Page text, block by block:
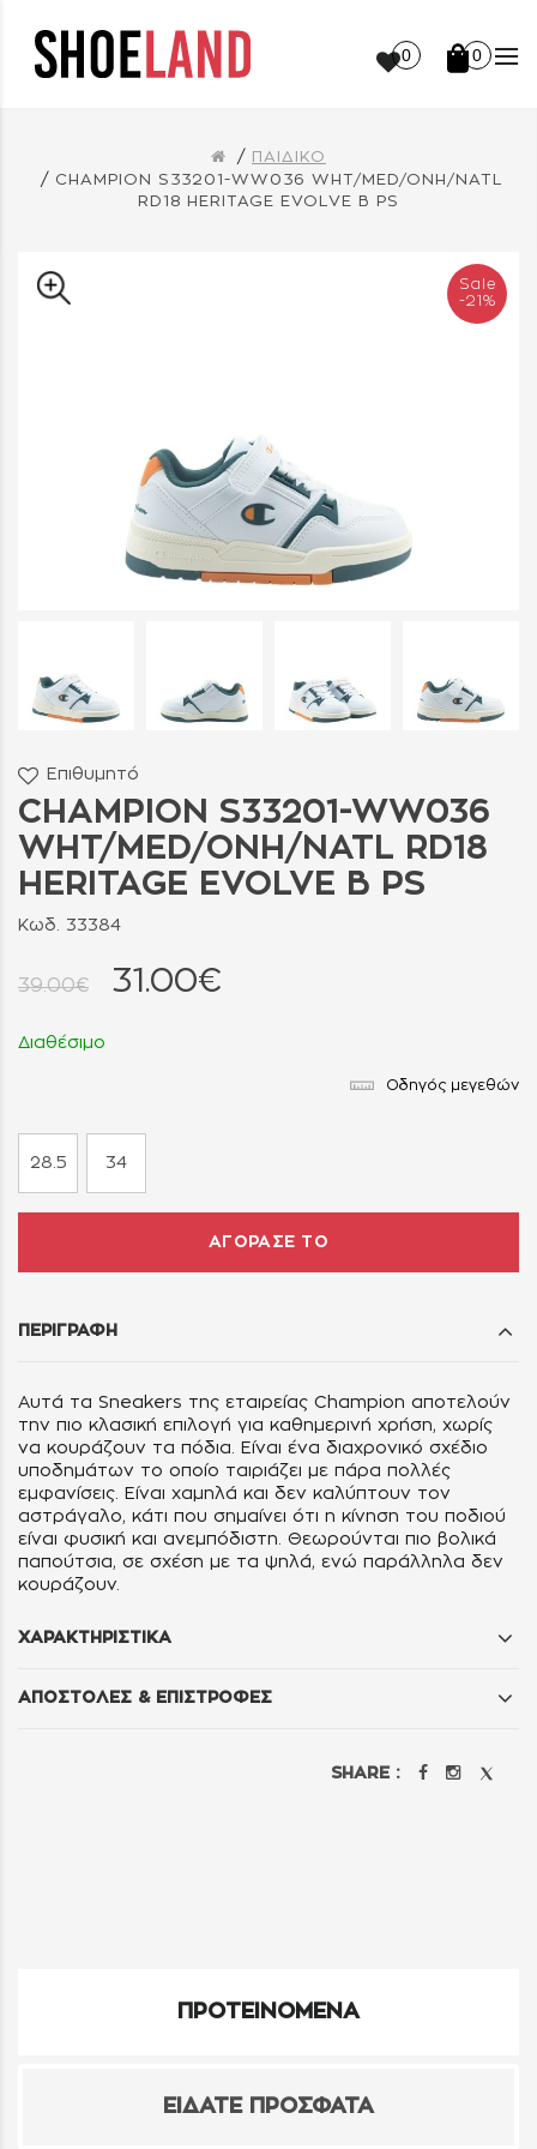
0 0
ΠΑΙΔΙΚΟ
CHAMPION S33201-WW036 WHT/MED/ONH/NATL
RD18 HERITAGE EVOLVE B PS
Sale
-21%
Επιθυμητό
CHAMPION S33201-WW036
WHT/MED/ONH/NATL RD18
HERITAGE EVOLVE B PS
Κωδ. 33384
39.00€ 31.00€
Διαθέσιμο
Οδηγός μεγεθών
28.5 34
ΑΓΟΡΑΣΕ ΤΟ
ΠΕΡΙΓΡΑΦΗ
Αυτά τα Sneakers της εταιρείας Champion αποτελούν
την πιο κλασική επιλογή για καθημερινή χρήση, χωρίς
να κουράζουν τα πόδια. Είναι ένα διαχρονικό σχέδιο
υποδημάτων το οποίο ταιριάζει με πάρα πολλές
εμφανίσεις. Είναι χαμηλά και δεν καλύπτουν τον
αστράγαλο, κάτι που σημαίνει ότι η κίνηση του ποδιού
είναι φυσική και ανεμπόδιστη. Θεωρούνται πιο βολικά
παπούτσια, σε σχέση με τα ψηλά, ενώ παράλληλα δεν
κουράζουν.
ΧΑΡΑΚΤΗΡΙΣΤΙΚΑ
ΑΠΟΣΤΟΛΕΣ & ΕΠΙΣΤΡΟΦΕΣ
SHARE :
ΠΡΟΤΕΙΝΟΜΕΝΑ
ΕΙΔΑΤΕ ΠΡΟΣΦΑΤΑ